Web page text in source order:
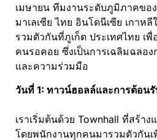
เมษายน ทีมงานระดับภูมิภาคของ
มาเลเซีย ไทย อินโดนีเซีย เกาห
รวมตัวกันที่ภูเก็ต ประเทศไทย เ
คนรอคอย ซึ่งเป็นการเฉลิมฉลอ
และความร่วมมือ
วันที่ 1: ทาวน์ฮอลล์และการต้อน
เราเริ่มต้นด้วย Townhall ที่สร้า
โดยพนักงานทุกคนมารวมตัวกัน